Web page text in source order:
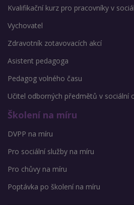
Kvalifikační kurz pro pracovníky v
Vychovatel
Zdravotník zotavovacích akcí
Asistent pedagoga
Pedagog volného času
Učitel odborných předmětů v sociální
Školení na míru
DVPP na míru
Pro sociální služby na míru
Pro chůvy na míru
Poptávka po školení na míru